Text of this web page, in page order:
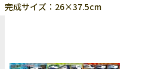
完成サイズ：26×37.5cm